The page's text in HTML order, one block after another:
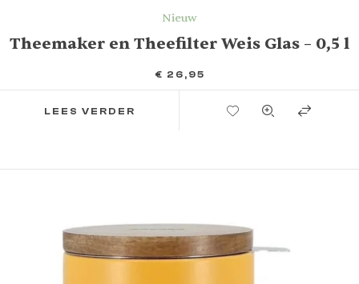
Nieuw
Theemaker en Theefilter Weis Glas – 0,5 l
€ 26,95
LEES VERDER